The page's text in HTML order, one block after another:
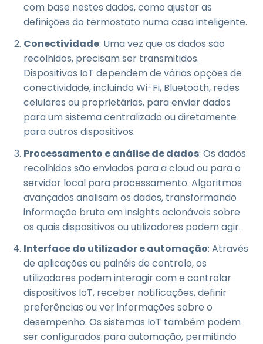
com base nestes dados, como ajustar as
definições do termostato numa casa inteligente.
Conectividade: Uma vez que os dados são
recolhidos, precisam ser transmitidos.
Dispositivos IoT dependem de várias opções de
conectividade, incluindo Wi-Fi, Bluetooth, redes
celulares ou proprietárias, para enviar dados
para um sistema centralizado ou diretamente
para outros dispositivos.
Processamento e análise de dados: Os dados
recolhidos são enviados para a cloud ou para o
servidor local para processamento. Algoritmos
avançados analisam os dados, transformando
informação bruta em insights acionáveis sobre
os quais dispositivos ou utilizadores podem agir.
Interface do utilizador e automação: Através
de aplicações ou painéis de controlo, os
utilizadores podem interagir com e controlar
dispositivos IoT, receber notificações, definir
preferências ou ver informações sobre o
desempenho. Os sistemas IoT também podem
ser configurados para automação, permitindo